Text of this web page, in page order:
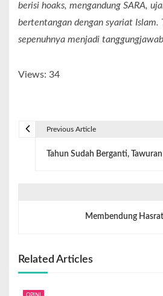
berisi hoaks, mengandung SARA,
bertentangan dengan syariat Islam.
sepenuhnya menjadi
Views: 34
Previous Article
Tahun Sudah Berganti,
Membendung
Related Articles